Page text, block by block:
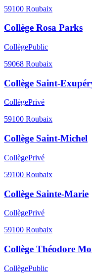
59100 Roubaix
Collège Rosa Parks
CollègePublic
59068 Roubaix
Collège Saint-
CollègePrivé
59100 Roubaix
Collège Saint-Michel
CollègePrivé
59100 Roubaix
Collège Sainte-Marie
CollègePrivé
59100 Roubaix
Collège Théodore
CollègePublic